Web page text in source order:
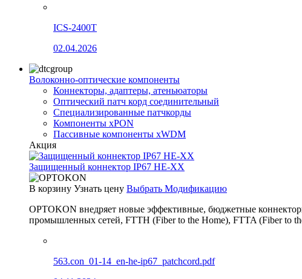
ICS-2400T
02.04.2026
Волоконно-оптические компоненты
Коннекторы, адаптеры, атеньюаторы
Оптический патч корд соединительный
Специализированные патчкорды
Компоненты xPON
Пассивные компоненты xWDM
Акция
Защищенный коннектор IP67 HE-XX
В корзину Узнать цену Выбрать Модификацию
OPTOKON внедряет новые эффективные, бюджетные
промышленных сетей, FTTH (Fiber to the Home), FTTA (Fiber to
563.con_01-14_en-he-ip67_patchcord.pdf